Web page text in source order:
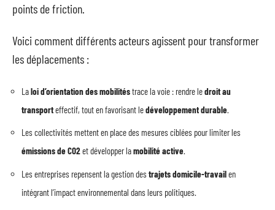
points de friction.
Voici comment différents acteurs agissent pour transformer
les déplacements :
Laloi d’orientation des mobilitéstrace la voie : rendre ledroit au
transporteffectif, tout en favorisant ledéveloppement durable
Les collectivités mettent en place des mesures ciblées pour limiter les
émissions de CO2et développer lamobilité active.
Les entreprises repensent la gestion des trajets domicile-travailen
intégrant l’impact environnemental dans leurs politiques.